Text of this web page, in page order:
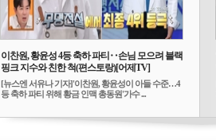
이찬원, 황윤성 4등 축하 파티‥손님 모으려 블랙
핑크 지수와 친한 척(편스토랑)[어제TV]
[뉴스엔 서유나 기자]'이찬원, 황윤성이 아들 수준…4
등 축하 파티 위해 황금 인맥 총동원'가수 ...